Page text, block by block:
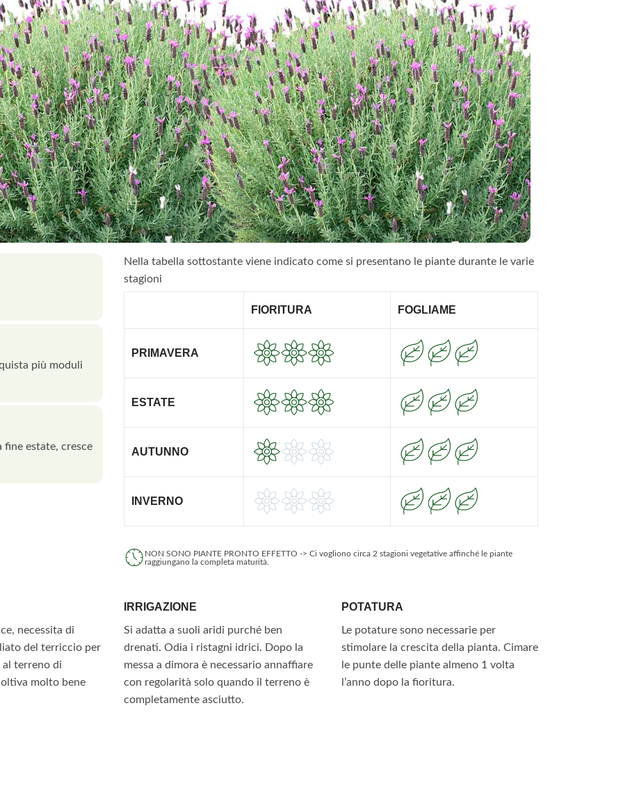
più moduli
estate, cresce
Nella tabella sottostante viene indicato come si presentano le piante durante le varie
stagioni
FIORITURA FOGLIAME
PRIMAVERA
ESTATE
AUTUNNO
INVERNO
NON SONO PIANTE PRONTO EFFETTO -> Ci vogliono circa 2 stagioni vegetative affinché le piante
raggiungano la completa maturità.
necessita di
del terriccio per
terreno di
molto bene
IRRIGAZIONE
Si adatta a suoli aridi purché ben
drenati. Odia i ristagni idrici. Dopo la
messa a dimora è necessario annaffiare
con regolarità solo quando il terreno è
completamente asciutto.
POTATURA
Le potature sono necessarie per
stimolare la crescita della pianta. Cimare
le punte delle piante almeno 1 volta
l’anno dopo la fioritura.